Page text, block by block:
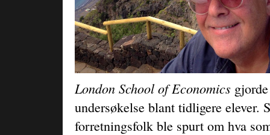
London School of Economics
undersøkelse blant tidligere elever.
forretningsfolk ble spurt om hva